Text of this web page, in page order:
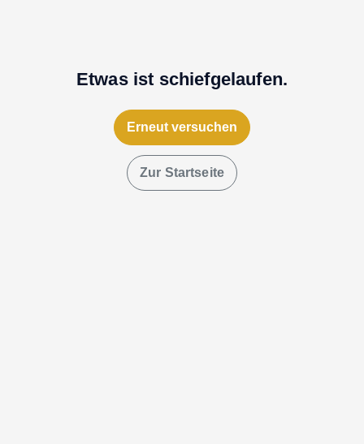
Etwas ist schiefgelaufen.
Erneut versuchen
Zur Startseite